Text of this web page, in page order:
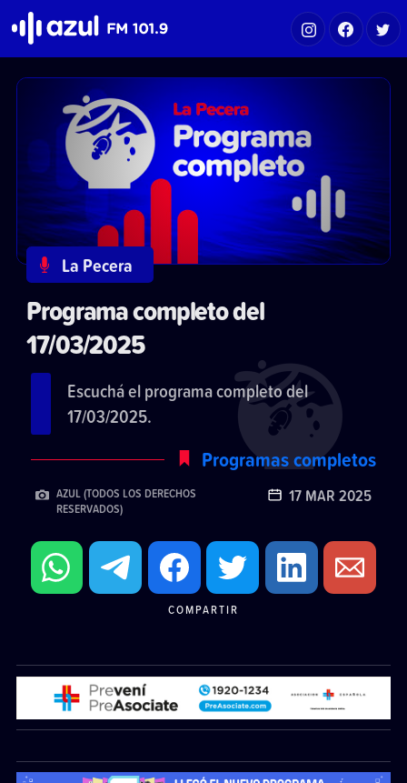
La Pecera
Programa completo del
17/03/2025
Escuchá el programa completo del
17/03/2025.
Programas completos
AZUL (TODOS LOS DERECHOS
RESERVADOS)
17 MAR 2025
COMPARTIR